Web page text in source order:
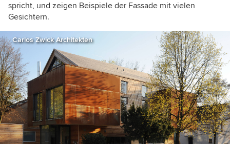
spricht, und zeigen Beispiele der Fassade mit vielen
Gesichtern.
Carlos Zwick Architekten